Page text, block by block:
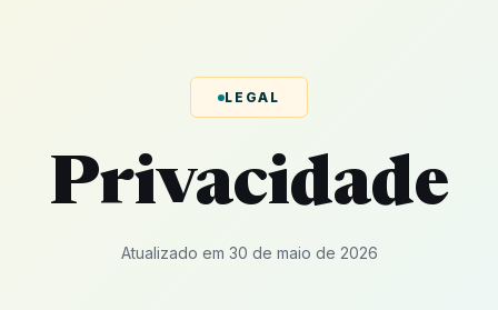
LEGAL
Privacidade
Atualizado em 30 de maio de 2026